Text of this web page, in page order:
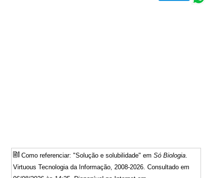
Como referenciar: "Solução e solubilidade" emSó Biologia.
Virtuous Tecnologia da Informação, 2008-2026. Consultado em